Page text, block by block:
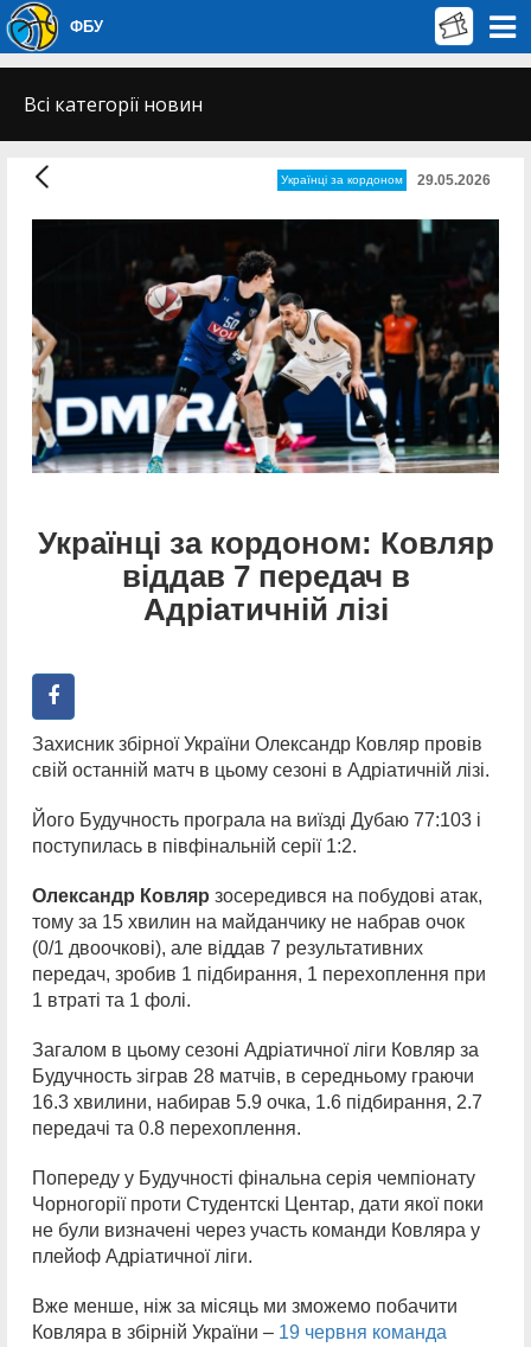
ФБУ
Всі категорії новин
Українці за кордоном 29.05.2026
Українці за кордоном: Ковляр
віддав 7 передач в
Адріатичній лізі
Захисник збірної України Олександр Ковляр провів
свій останній матч в цьому сезоні в Адріатичній лізі.
Його Будучность програла на виїзді Дубаю 77:103 і
поступилась в півфінальній серії 1:2.
Олександр Ковляр зосередився на побудові атак,
тому за 15 хвилин на майданчику не набрав очок
(0/1 двоочкові), але віддав 7 результативних
передач, зробив 1 підбирання, 1 перехоплення при
1 втраті та 1 фолі.
Загалом в цьому сезоні Адріатичної ліги Ковляр за
Будучность зіграв 28 матчів, в середньому граючи
16.3 хвилини, набирав 5.9 очка, 1.6 підбирання, 2.7
передачі та 0.8 перехоплення.
Попереду у Будучності фінальна серія чемпіонату
Чорногорії проти Студентскі Центар, дати якої поки
не були визначені через участь команди Ковляра у
плейоф Адріатичної ліги.
Вже менше, ніж за місяць ми зможемо побачити
Ковляра в збірній України – 19 червня команда